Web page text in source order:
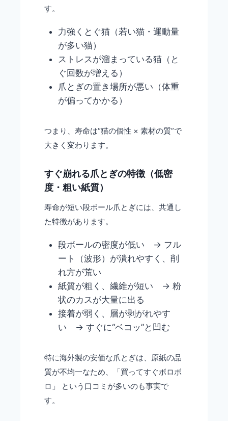
す。
力強くとぐ猫（若い猫・運動量
が多い猫）
ストレスが溜まっている猫（と
ぐ回数が増える）
爪とぎの置き場所が悪い（体重
が偏ってかかる）
つまり、寿命は“猫の個性 × 素材の質”で
大きく変わります。
すぐ崩れる爪とぎの特徴（低密
度・粗い紙質）
寿命が短い段ボール爪とぎには、共通し
た特徴があります。
段ボールの密度が低い → フル
ート（波形）が潰れやすく、削
れ方が荒い
紙質が粗く、繊維が短い → 粉
状のカスが大量に出る
接着が弱く、層が剥がれやす
い → すぐに“ベコッ”と凹む
特に海外製の安価な爪とぎは、原紙の品
質が不均一なため、「買ってすぐボロボ
ロ」 という口コミが多いのも事実で
す。